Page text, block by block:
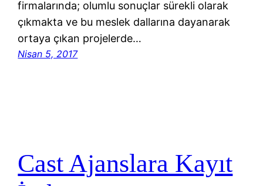
firmalarında; olumlu sonuçlar sürekli olarak
çıkmakta ve bu meslek dallarına dayanarak
ortaya çıkan projelerde…
Nisan 5, 2017
Cast Ajanslara Kayıt